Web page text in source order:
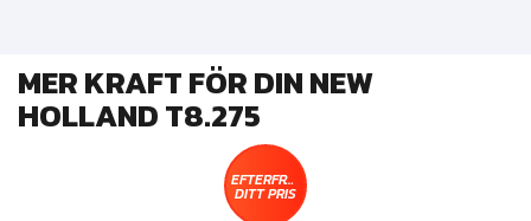
MER KRAFT FÖR DIN NEW
HOLLAND T8.275
EFTERFRÅGA
DITT PRIS